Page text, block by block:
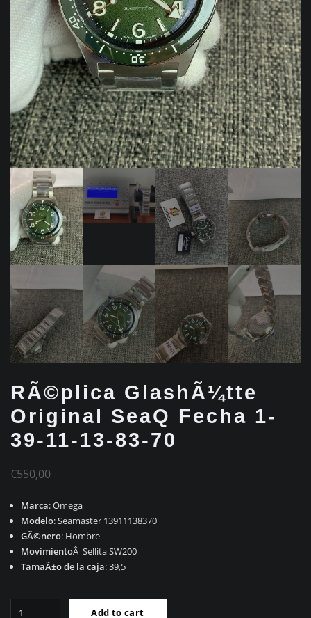
RÃ©plica GlashÃ¼tte
Original SeaQ Fecha 1-
39-11-13-83-70
€550,00
Marca: Omega
Modelo: Seamaster 13911138370
GÃ©nero: Hombre
MovimientoÂ Sellita SW200
TamaÃ±o de la caja: 39,5
Add to cart